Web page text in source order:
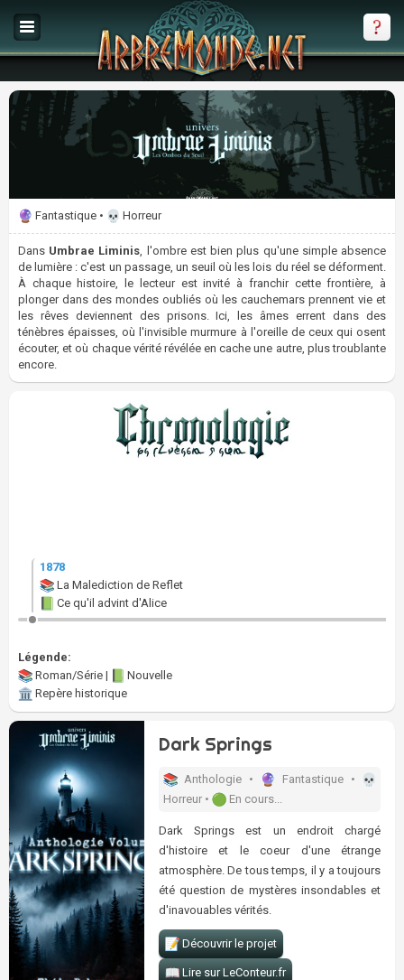
Fantastique • Horreur
Dans Umbrae Liminis, l'ombre est bien plus qu'une simple absence
de lumière : c'est un passage, un seuil où les lois du réel se déforment.
À chaque histoire, le lecteur est invité à franchir cette frontière, à
plonger dans des mondes oubliés où les cauchemars prennent vie et
les rêves deviennent des prisons. Ici, les âmes errent dans des
ténèbres épaisses, où l'invisible murmure à l'oreille de ceux qui osent
écouter, et où chaque vérité révélée en cache une autre, plus troublante
encore.
1878
La Malediction de Reflet
Ce qu'il advint d'Alice
Légende:
Roman/Série |
Nouvelle
Repère historique
Dark Springs
Anthologie •
Fantastique •
Horreur •
En cours...
Dark Springs est un endroit chargé
d'histoire et le coeur d'une étrange
atmosphère. De tous temps, il y a toujours
été question de mystères insondables et
d'inavouables vérités.
Découvrir le projet
Lire sur LeConteur.fr